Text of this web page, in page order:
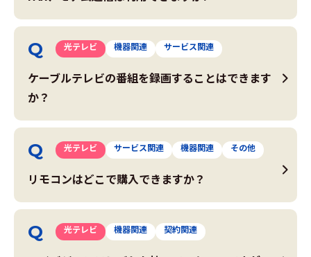
光テレビ 機器関連 サービス関連
ケーブルテレビの番組を録画することはできます
か？
光テレビ サービス関連 機器関連 その他
リモコンはどこで購入できますか？
光テレビ 機器関連 契約関連